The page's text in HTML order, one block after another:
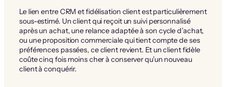
Le lien entre CRM et fidélisation client est particulièrement
sous-estimé. Un client qui reçoit un suivi personnalisé
après un achat, une relance adaptée à son cycle d’achat,
ou une proposition commerciale qui tient compte de ses
préférences passées, ce client revient. Et un client fidèle
coûte cinq fois moins cher à conserver qu’un nouveau
client à conquérir.